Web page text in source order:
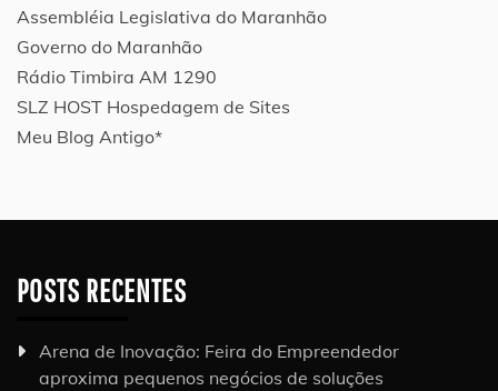
Assembléia Legislativa do Maranhão
Governo do Maranhão
Rádio Timbira AM 1290
SLZ HOST Hospedagem de Sites
Meu Blog Antigo*
POSTS RECENTES
Arena de Inovação: Feira do Empreendedor
aproxima pequenos negócios de soluções